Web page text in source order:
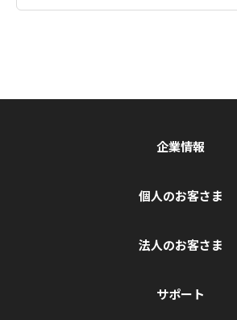
企業情報
個人のお客さま
法人のお客さま
サポート